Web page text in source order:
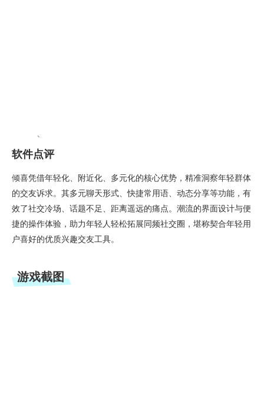
软件点评
倾喜凭借年轻化、附近化、多元化的核心优势，精准洞察年轻群体
的交友诉求。其多元聊天形式、快捷常用语、动态分享等功能，有
效了社交冷场、话题不足、距离遥远的痛点。潮流的界面设计与便
捷的操作体验，助力年轻人轻松拓展同频社交圈，堪称契合年轻用
户喜好的优质兴趣交友工具。
游戏截图